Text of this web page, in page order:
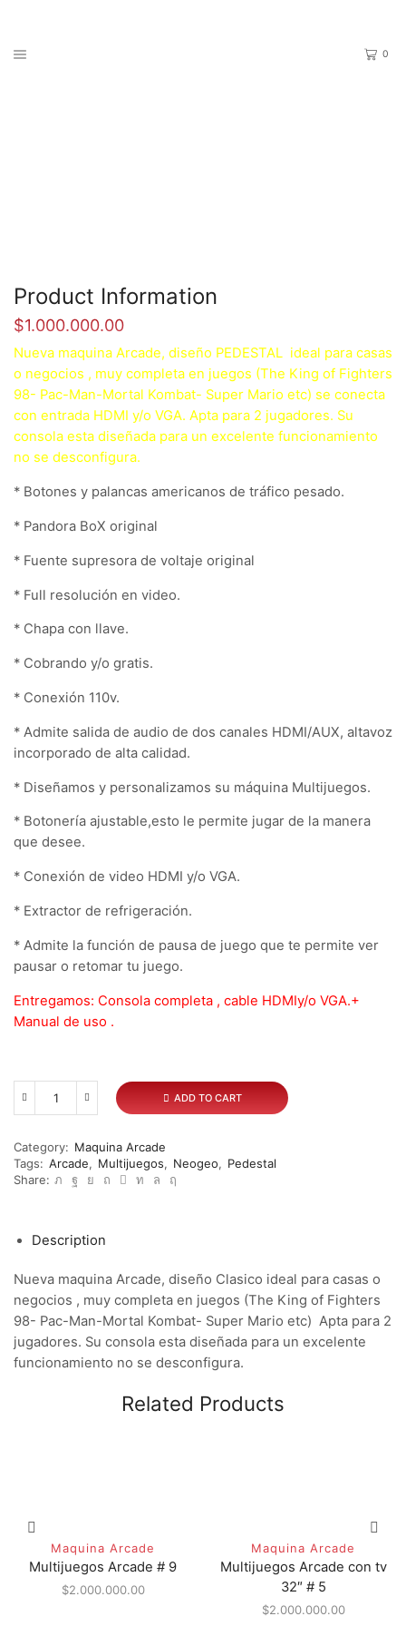
0
Product Information
$1.000.000.00
Nueva maquina Arcade, diseño PEDESTAL ideal para casas
o negocios , muy completa en juegos (The King of Fighters
98- Pac-Man-Mortal Kombat- Super Mario etc) se conecta
con entrada HDMI y/o VGA. Apta para 2 jugadores. Su
consola esta diseñada para un excelente funcionamiento
no se desconfigura.
* Botones y palancas americanos de tráfico pesado.
* Pandora BoX original
* Fuente supresora de voltaje original
* Full resolución en video.
* Chapa con llave.
* Cobrando y/o gratis.
* Conexión 110v.
* Admite salida de audio de dos canales HDMI/AUX, altavoz
incorporado de alta calidad.
* Diseñamos y personalizamos su máquina Multijuegos.
* Botonería ajustable,esto le permite jugar de la manera
que desee.
* Conexión de video HDMI y/o VGA.
* Extractor de refrigeración.
* Admite la función de pausa de juego que te permite ver
pausar o retomar tu juego.
Entregamos: Consola completa , cable HDMIy/o VGA.+
Manual de uso .
Multijuegos
5
quantity
ADD TO CART
Category: Maquina Arcade
Tags: Arcade, Multijuegos, Neogeo, Pedestal
Share:
Description
Nueva maquina Arcade, diseño Clasico ideal para casas o
negocios , muy completa en juegos (The King of Fighters
98- Pac-Man-Mortal Kombat- Super Mario etc) Apta para 2
jugadores. Su consola esta diseñada para un excelente
funcionamiento no se desconfigura.
Related Products
Maquina Arcade
Multijuegos Arcade # 9
$2.000.000.00
Maquina Arcade
Multijuegos Arcade con tv
32″ # 5
$2.000.000.00